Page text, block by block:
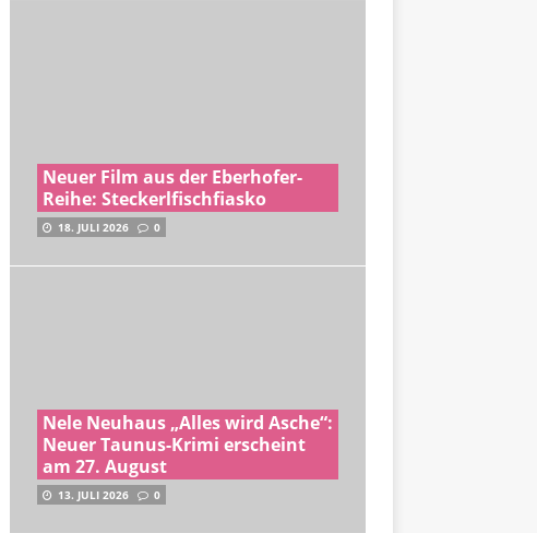
Neuer Film aus der Eberhofer-
Reihe: Steckerlfischfiasko
18. JULI 2026 0
Nele Neuhaus „Alles wird Asche“:
Neuer Taunus-Krimi erscheint
am 27. August
13. JULI 2026 0